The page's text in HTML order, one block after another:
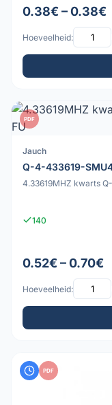
0.38€ – 0.38€
Hoeveelheid:
PDF
Jauch
Q-4-433619-
4.33619MHZ kwarts
140
0.52€ – 0.70€
Hoeveelheid:
PDF